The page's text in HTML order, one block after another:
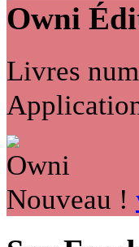
Owni
Livres
Nouveau !